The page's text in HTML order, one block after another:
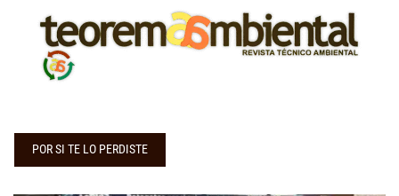
POR SI TE LO PERDISTE